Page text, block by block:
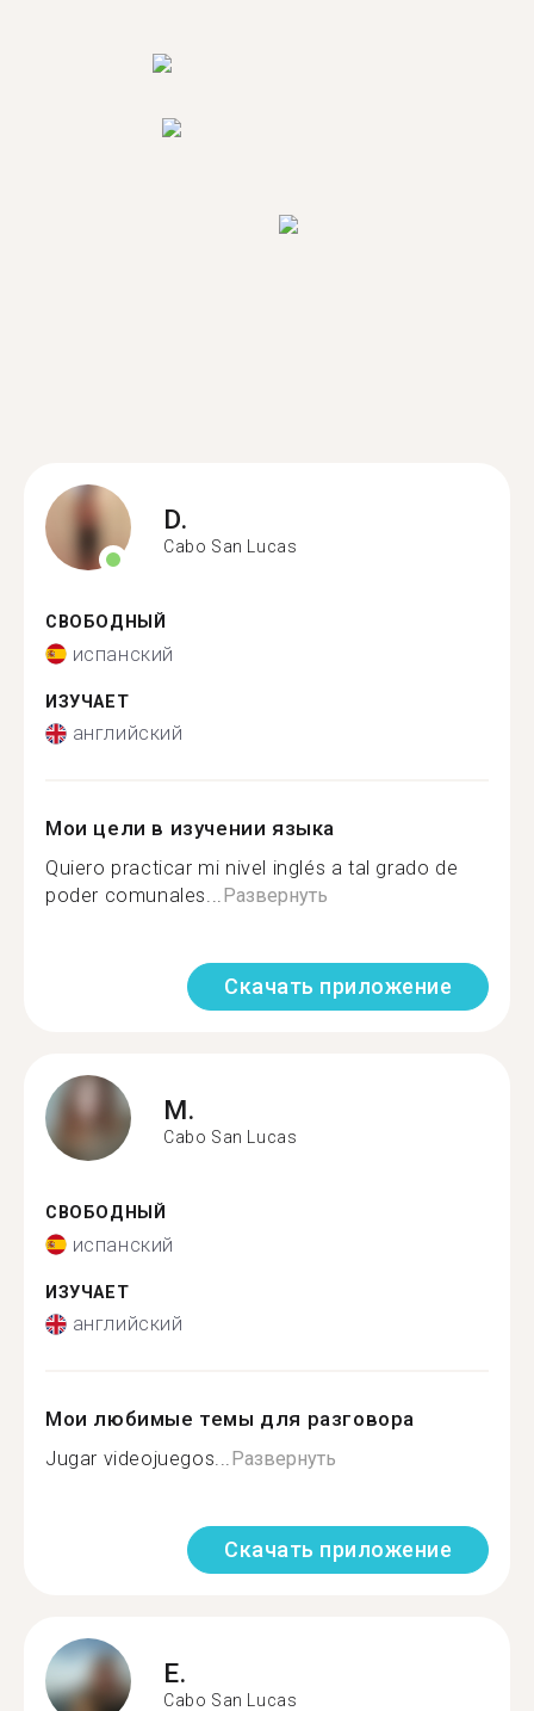
D.
Cabo San Lucas
СВОБОДНЫЙ
испанский
ИЗУЧАЕТ
английский
Мои цели в изучении языка
Quiero practicar mi nivel inglés a tal grado de
poder comunales...Развернуть
Скачать приложение
M.
Cabo San Lucas
СВОБОДНЫЙ
испанский
ИЗУЧАЕТ
английский
Мои любимые темы для разговора
Jugar videojuegos...Развернуть
Скачать приложение
E.
Cabo San Lucas